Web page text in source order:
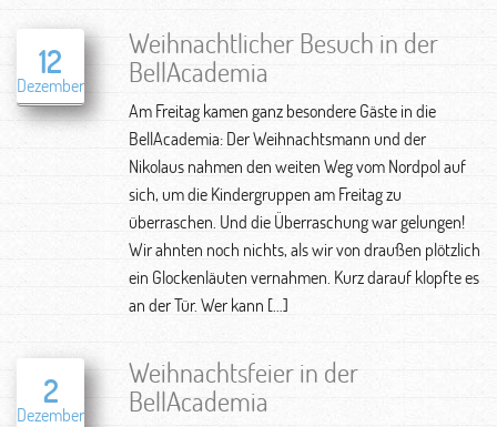
12
Dezember
Weihnachtlicher Besuch in der
BellAcademia
Am Freitag kamen ganz besondere Gäste in die
BellAcademia: Der Weihnachtsmann und der
Nikolaus nahmen den weiten Weg vom Nordpol auf
sich, um die Kindergruppen am Freitag zu
überraschen. Und die Überraschung war gelungen!
Wir ahnten noch nichts, als wir von draußen plötzlich
ein Glockenläuten vernahmen. Kurz darauf klopfte es
an der Tür. Wer kann […]
2
Dezember
Weihnachtsfeier in der
BellAcademia